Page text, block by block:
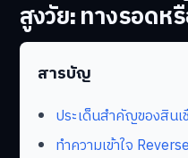
สูงวัย: ทางรอดห
สารบัญ
ประเด็นสำคัญของสิน
ทำความเข้าใจ